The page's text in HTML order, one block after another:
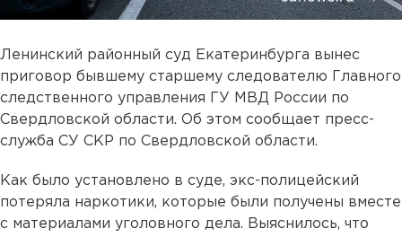
Ленинский районный суд Екатеринбурга вынес
приговор бывшему старшему следователю Главного
следственного управления ГУ МВД России по
Свердловской области. Об этом сообщает пресс-
служба СУ СКР по Свердловской области.
Как было установлено в суде, экс-полицейский
потеряла наркотики, которые были получены вместе
с материалами уголовного дела. Выяснилось, что